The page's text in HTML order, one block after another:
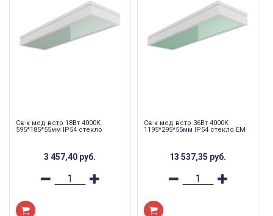
Св-к мед встр 18Вт 4000К
595*185*55мм IP54 стекло
3 457,40 руб.
Св-к мед встр 36Вт 4000К
1195*295*55мм IP54 стекло EM
13 537,35 руб.